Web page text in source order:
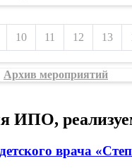
10 11 12 13
Архив мероприятий
ИПО,
врача